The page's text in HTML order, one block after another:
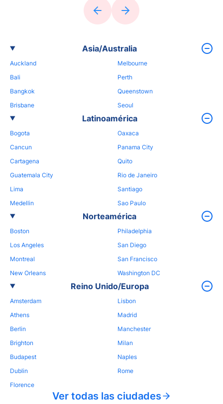
Asia/Australia
Auckland
Bali
Bangkok
Brisbane
Melbourne
Perth
Queenstown
Seoul
Latinoamérica
Bogota
Cancun
Cartagena
Guatemala City
Lima
Medellin
Oaxaca
Panama City
Quito
Rio de Janeiro
Santiago
Sao Paulo
Norteamérica
Boston
Los Angeles
Montreal
New Orleans
Philadelphia
San Diego
San Francisco
Washington DC
Reino Unido/Europa
Amsterdam
Athens
Berlin
Brighton
Budapest
Dublin
Florence
Lisbon
Madrid
Manchester
Milan
Naples
Rome
Ver todas las ciudades